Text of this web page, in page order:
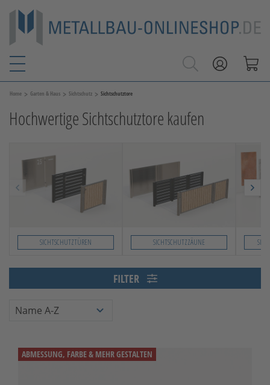
Home > Garten & Haus > Sichtschutz > Sichtschutztore
Hochwertige Sichtschutztore kaufen
SICHTSCHUTZTÜREN SICHTSCHUTZZÄUNE
FILTER
ABMESSUNG, FARBE & MEHR GESTALTEN